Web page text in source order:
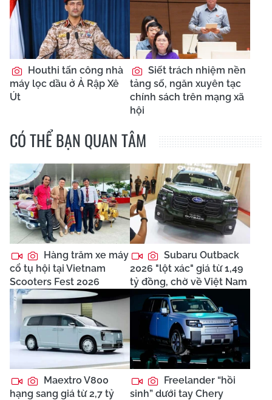
Houthi tấn công nhà
máy lọc dầu ở Ả Rập Xê
Út
Siết trách nhiệm nền
tảng số, ngăn xuyên tạc
chính sách trên mạng xã
hội
CÓ THỂ BẠN QUAN TÂM
Hàng trăm xe máy
cổ tụ hội tại Vietnam
Scooters Fest 2026
Subaru Outback
2026 "lột xác" giá từ 1,49
tỷ đồng, chờ về Việt Nam
Maextro V800
hạng sang giá từ 2,7 tỷ
Freelander “hồi
sinh” dưới tay Chery